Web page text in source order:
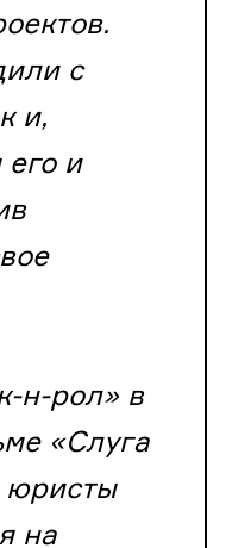
с
и,
его и
н-рол» в
«Слуга
юристы
на